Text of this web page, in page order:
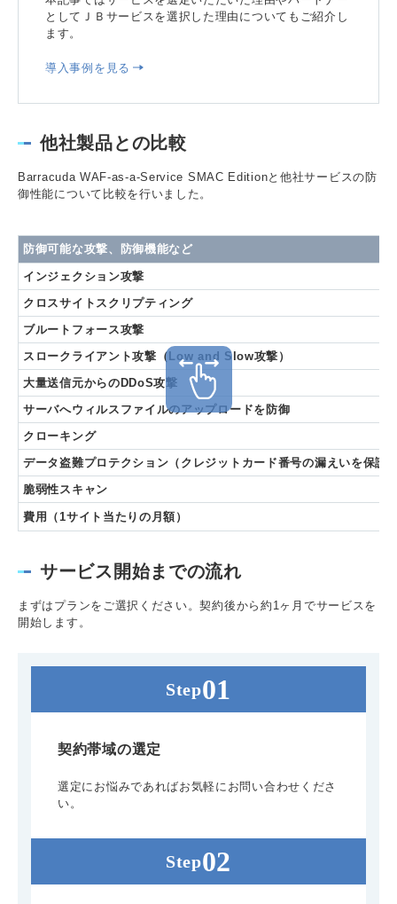
としてＪＢサービスを選択した理由についてもご紹介し
ます。
導入事例を見る
他社製品との比較
Barracuda WAF-as-a-Service SMAC Editionと他社サービスの防
御性能について比較を行いました。
防御可能な攻撃、防御機能など
インジェクション攻撃
クロスサイトスクリプティング
ブルートフォース攻撃
スロークライアント攻撃（Low and Slow攻撃）
大量送信元からのDDoS攻撃
サーバへウィルスファイルのアップロードを防御
クローキング
データ盗難プロテクション（クレジットカード番号の漏えいを保護
脆弱性スキャン
費用（1サイト当たりの月額）
サービス開始までの流れ
まずはプランをご選択ください。契約後から約1ヶ月でサービスを
開始します。
契約帯域の選定
選定にお悩みであればお気軽にお問い合わせくださ
い。